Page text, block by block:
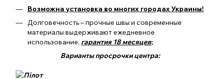
Возможна установка во многих городах Украины!
Долговечность – прочные швы и современные
материалы выдерживают ежедневное
использование, гарантия 18 месяцев;
Варианты просрочки центра: